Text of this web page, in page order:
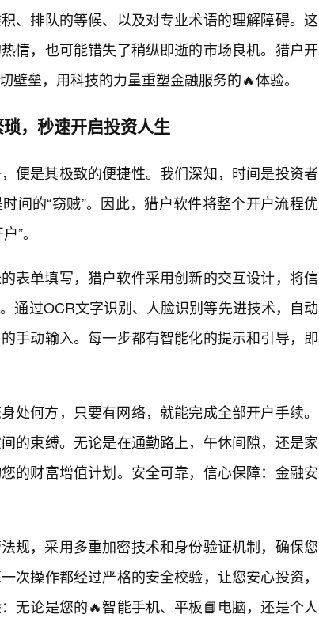
、排队的等候、以及对专业术语的理解障碍。这
情，也可能错失了稍纵即逝的市场良机。猎户开
壁垒，用科技的力量重塑金融服务的🔥体验。
，秒速开启投资人生
便是其极致的便捷性。我们深知，时间是投资者
间的“窃贼”。因此，猎户软件将整个开户流程优
”。
表单填写，猎户软件采用创新的交互设计，将信
通过OCR文字识别、人脸识别等先进技术，自动
手动输入。每一步都有智能化的提示和引导，即
处何方，只要有网络，就能完成全部开户手续。
的束缚。无论是在通勤路上，午休间隙，还是家
的财富增值计划。安全可靠，信心保障：金融安
规，采用多重加密技术和身份验证机制，确保您
次操作都经过严格的安全校验，让您安心投资，
无论是您的🔥智能手机、平板📘电脑，还是个人